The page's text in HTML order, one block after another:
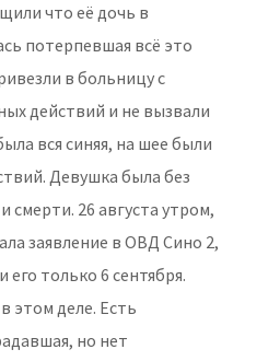
что её дочь в
потерпевшая всё это
в больницу с
действий и не вызвали
вся синяя, на шее были
Девушка была без
смерти. 26 августа утром,
заявление в ОВД Сино 2,
только 6 сентября.
этом деле. Есть
но нет